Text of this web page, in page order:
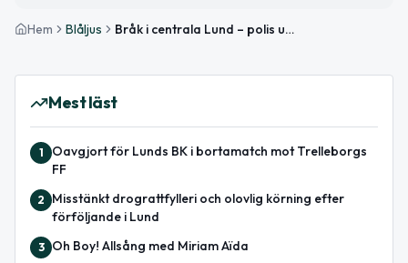
Hem Blåljus Bråk i centrala Lund – polis utreder
Mest läst
1
Oavgjort för Lunds BK i bortamatch mot Trelleborgs
FF
2
Misstänkt drograttfylleri och olovlig körning efter
förföljande i Lund
3 Oh Boy! Allsång med Miriam Aïda